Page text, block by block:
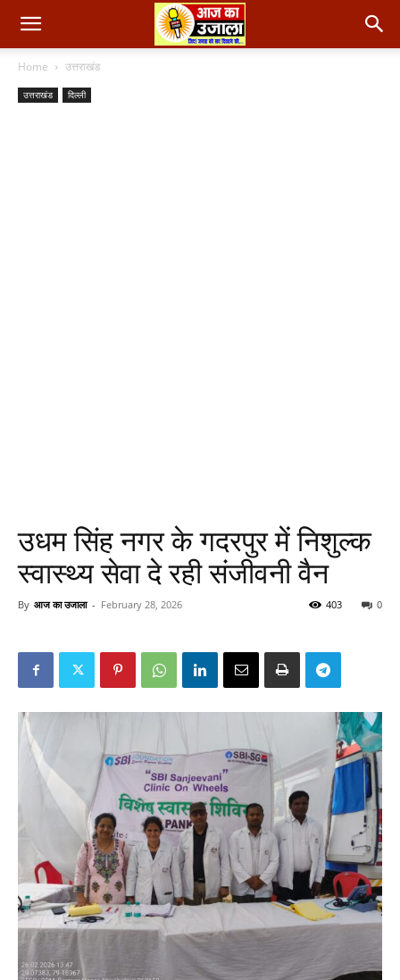
Home उत्तराखंड
उत्तराखंड दिल्ली
उधम सिंह नगर के गदरपुर में निशुल्क
स्वास्थ्य सेवा दे रही संजीवनी वैन
By आज का उजाला - February 28, 2026 0
403